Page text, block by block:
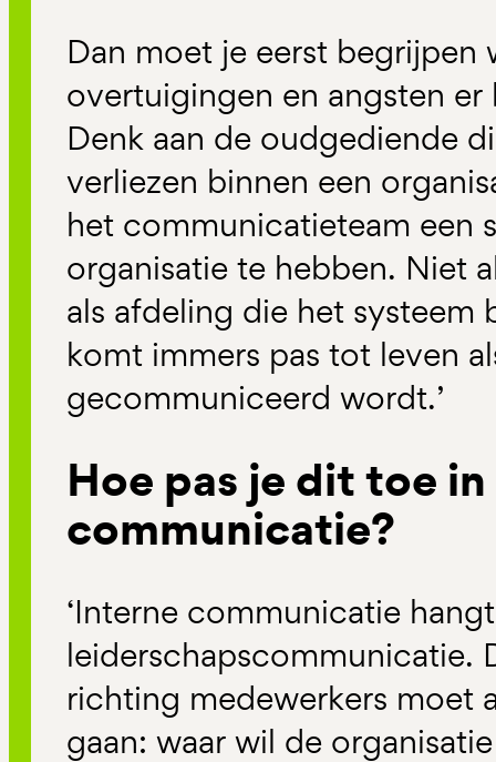
Dan moet je eerst begrijpen
overtuigingen en angsten er
Denk aan de oudgediende
verliezen binnen een
het communicatieteam een
organisatie te hebben. Niet
als afdeling die het systeem
komt immers pas tot leven
gecommuniceerd wordt.’
Hoe pas je dit toe
communicatie?
‘Interne communicatie
leiderschapscommunicatie.
richting medewerkers moet
gaan: waar wil de